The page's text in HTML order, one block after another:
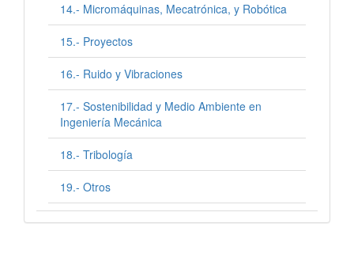
14.- Micromáquinas, Mecatrónica, y Robótica
15.- Proyectos
16.- Ruido y Vibraciones
17.- Sostenibilidad y Medio Ambiente en
Ingeniería Mecánica
18.- Tribología
19.- Otros